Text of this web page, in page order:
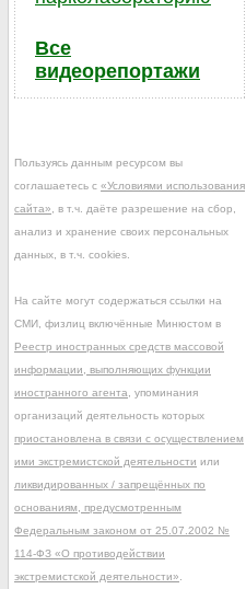
Все
видеорепортажи
Пользуясь данным ресурсом вы
соглашаетесь с «Условиями использования
сайта» , в т.ч. даёте разрешение на сбор,
анализ и хранение своих персональных
данных, в т.ч. cookies.
На сайте могут содержаться ссылки на
СМИ, физлиц включённые Минюстом в
Реестр иностранных средств массовой
информации, выполняющих функции
иностранного агента , упоминания
организаций деятельность которых
приостановлена в связи с осуществлением
ими экстремистской деятельности или
ликвидированных / запрещённых по
основаниям, предусмотренным
Федеральным законом от 25.07.2002 №
114-ФЗ «О противодействии
экстремистской деятельности»